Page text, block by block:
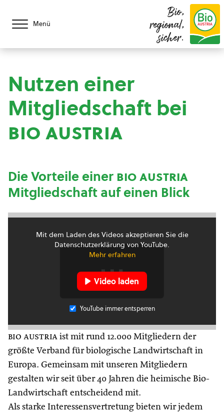
Menü
Bio,
regional,
sicher.
Nutzen einer
Mitgliedschaft bei
bio austria
Die Vorteile einerbio austria
Mitgliedschaft auf einen Blick
Mit dem Laden des Videos akzeptieren Sie die
Datenschutzerklärung von YouTube.
Mehr erfahren
Video laden
YouTube immer entsperren
bio austria ist mit rund 12.000 Mitgliedern der
größte Verband für biologische Landwirtschaft in
Europa. Gemeinsam mit unseren Mitgliedern
gestalten wir seit über 40 Jahren die heimische Bio-
Landwirtschaft entscheidend mit.
Als starke Interessensvertretung bieten wir jedem